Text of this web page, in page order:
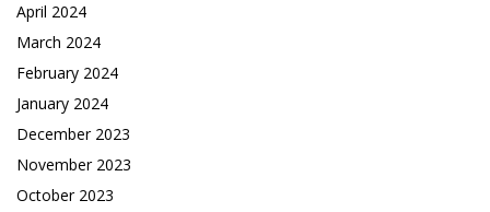
April 2024
March 2024
February 2024
January 2024
December 2023
November 2023
October 2023